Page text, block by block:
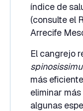
índice de
(consulte el
Arrecife
El cangrejo
más
eliminar
algunas